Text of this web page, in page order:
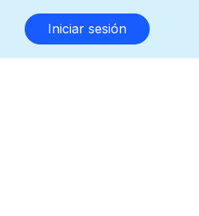
Iniciar sesión